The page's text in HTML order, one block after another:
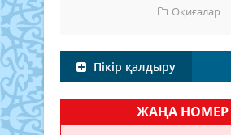
Оқиғалар
Пікір қалдыру
ЖАҢА НОМЕР